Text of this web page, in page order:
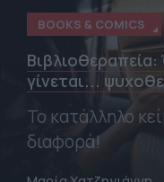
BOOKS & COMICS
γίνεται...
Το κατάλληλο
διαφορά!